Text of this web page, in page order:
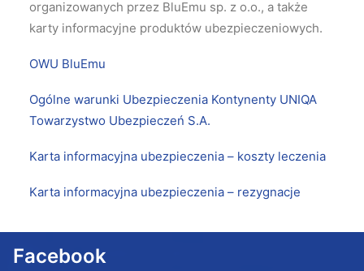
organizowanych przez BluEmu sp. z o.o., a także
karty informacyjne produktów ubezpieczeniowych.
OWU BluEmu
Ogólne warunki Ubezpieczenia Kontynenty UNIQA
Towarzystwo Ubezpieczeń S.A.
Karta informacyjna ubezpieczenia – koszty leczenia
Karta informacyjna ubezpieczenia – rezygnacje
Facebook